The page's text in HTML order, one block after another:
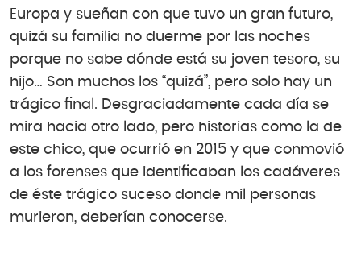
Europa y sueñan con que tuvo un gran futuro,
quizá su familia no duerme por las noches
porque no sabe dónde está su joven tesoro, su
hijo… Son muchos los “quizá”, pero solo hay un
trágico final. Desgraciadamente cada día se
mira hacia otro lado, pero historias como la de
este chico, que ocurrió en 2015 y que conmovió
a los forenses que identificaban los cadáveres
de éste trágico suceso donde mil personas
murieron, deberían conocerse.